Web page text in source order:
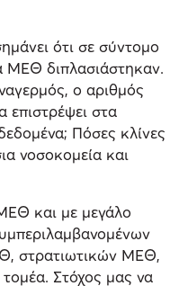
ότι σε σύντομο
ΜΕΘ διπλασιάστηκαν.
ο αριθμός
επιστρέψει στα
Πόσες κλίνες
νοσοκομεία και
και με μεγάλο
στρατιωτικών ΜΕΘ,
Στόχος μας να